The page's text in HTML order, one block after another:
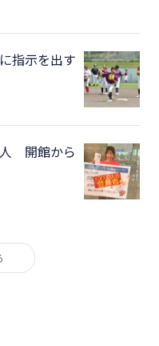
指示を出す
人 開館から